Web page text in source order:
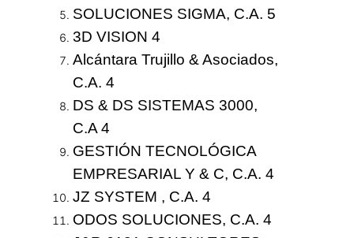
SOLUCIONES SIGMA, C.A. 5
3D VISION 4
Alcántara Trujillo & Asociados,
C.A. 4
DS & DS SISTEMAS 3000,
C.A 4
GESTIÓN TECNOLÓGICA
EMPRESARIAL Y & C, C.A. 4
JZ SYSTEM , C.A. 4
ODOS SOLUCIONES, C.A. 4